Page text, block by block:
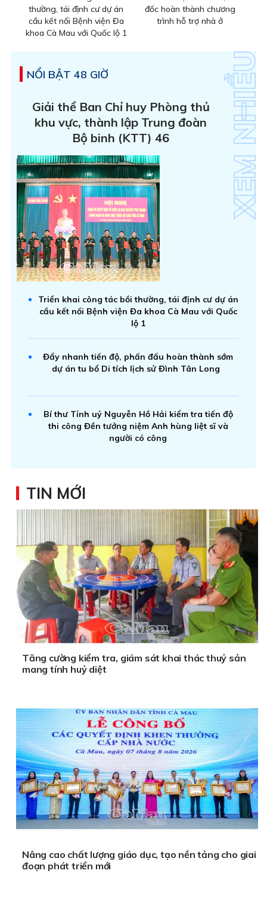
thường, tái định cư dự án
cầu kết nối Bệnh viện Đa
khoa Cà Mau với Quốc lộ 1
đốc hoàn thành chương
trình hỗ trợ nhà ở
NỔI BẬT 48 GIỜ
Giải thể Ban Chỉ huy Phòng thủ
khu vực, thành lập Trung đoàn
Bộ binh (KTT) 46
Triển khai công tác bồi thường, tái định cư dự án
cầu kết nối Bệnh viện Đa khoa Cà Mau với Quốc
lộ 1
Đẩy nhanh tiến độ, phấn đấu hoàn thành sớm
dự án tu bổ Di tích lịch sử Đình Tân Long
Bí thư Tỉnh uỷ Nguyễn Hồ Hải kiểm tra tiến độ
thi công Đền tưởng niệm Anh hùng liệt sĩ và
người có công
TIN MỚI
Tăng cường kiểm tra, giám sát khai thác thuỷ sản
mang tính huỷ diệt
Nâng cao chất lượng giáo dục, tạo nền tảng cho giai
đoạn phát triển mới